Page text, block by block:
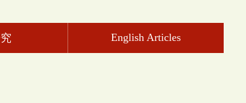
English Articles